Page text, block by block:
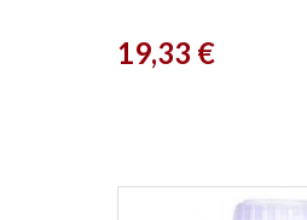
Prix
19,33 €